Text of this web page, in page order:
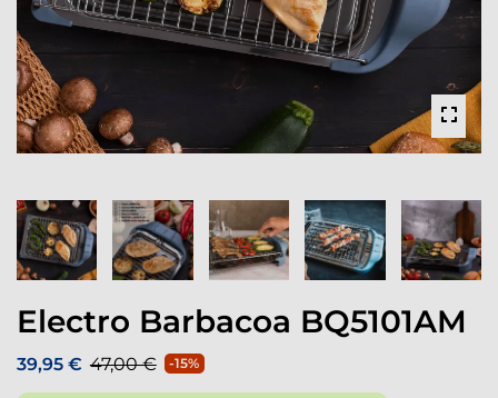
Electro Barbacoa BQ5101AM
39,95 € 47,00 € -15%